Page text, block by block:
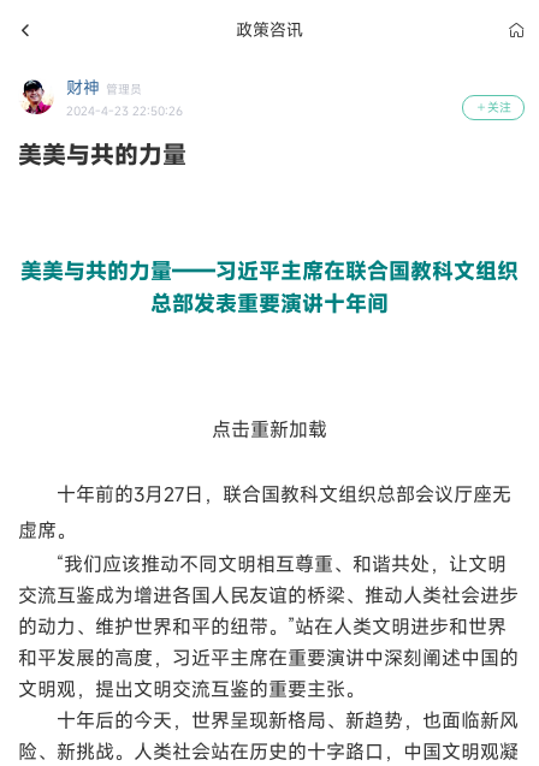
政策咨讯
财神 管理员
2024-4-23 22:50:26
关注
美美与共的力量
美美与共的力量——习近平主席在联合国教科文组织
总部发表重要演讲十年间
点击重新加载
十年前的3月27日，联合国教科文组织总部会议厅座无
虚席。
“我们应该推动不同文明相互尊重、和谐共处，让文明
交流互鉴成为增进各国人民友谊的桥梁、推动人类社会进步
的动力、维护世界和平的纽带。”站在人类文明进步和世界
和平发展的高度，习近平主席在重要演讲中深刻阐述中国的
文明观，提出文明交流互鉴的重要主张。
十年后的今天，世界呈现新格局、新趋势，也面临新风
险、新挑战。人类社会站在历史的十字路口，中国文明观凝